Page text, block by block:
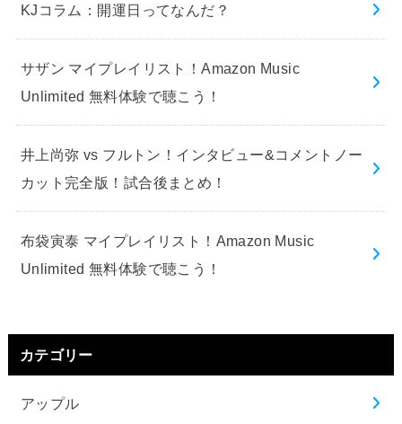
KJコラム：開運日ってなんだ？
サザン マイプレイリスト！Amazon Music
Unlimited 無料体験で聴こう！
井上尚弥 vs フルトン！インタビュー&コメントノー
カット完全版！試合後まとめ！
布袋寅泰 マイプレイリスト！Amazon Music
Unlimited 無料体験で聴こう！
カテゴリー
アップル